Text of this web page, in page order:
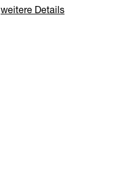
weitere Details